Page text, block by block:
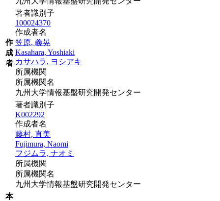
作
成
者
著者識別子
100024370
作成者名
笠原, 義晃
Kasahara, Yoshiaki
カサハラ, ヨシアキ
所属機関
所属機関名
九州大学情報基盤研究開発センター
著者識別子
K002292
作成者名
藤村, 直美
Fujimura, Naomi
フジムラ, ナオミ
所属機関
所属機関名
九州大学情報基盤研究開発センター
本